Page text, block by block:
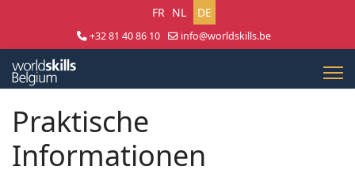
Sprache auswählen
FR NL DE
+32 81 40 86 10
info@worldskills.be
Praktische
Informationen